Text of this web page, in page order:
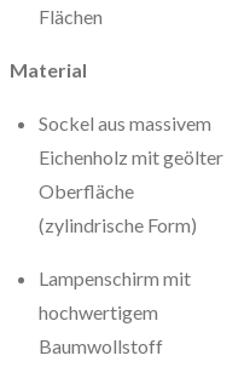
Flächen
Material
Sockel aus massivem
Eichenholz mit geölter
Oberfläche
(zylindrische Form)
Lampenschirm mit
hochwertigem
Baumwollstoff